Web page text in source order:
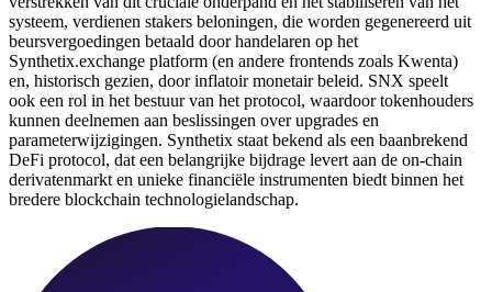
systeem, verdienen stakers beloningen, die worden gegenereerd uit
beursvergoedingen betaald door handelaren op het
Synthetix.exchange platform (en andere frontends zoals Kwenta)
en, historisch gezien, door inflatoir monetair beleid. SNX speelt
ook een rol in het bestuur van het protocol, waardoor tokenhouders
kunnen deelnemen aan beslissingen over upgrades en
parameterwijzigingen. Synthetix staat bekend als een baanbrekend
DeFi protocol, dat een belangrijke bijdrage levert aan de on-chain
derivatenmarkt en unieke financiële instrumenten biedt binnen het
bredere blockchain technologielandschap.